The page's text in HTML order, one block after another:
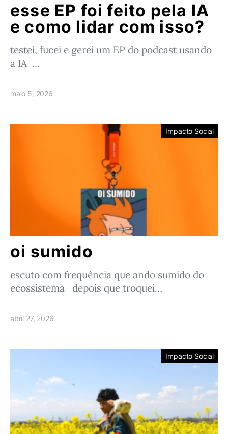
esse EP foi feito pela IA
e como lidar com isso?
testei, fucei e gerei um EP do podcast usando
a IA …
maio 5, 2026
Impacto Social
oi sumido
escuto com frequência que ando sumido do
ecossistema depois que troquei…
abril 27, 2026
Impacto Social